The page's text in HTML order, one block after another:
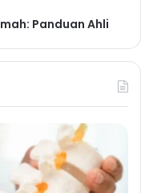
Panduan Ahli